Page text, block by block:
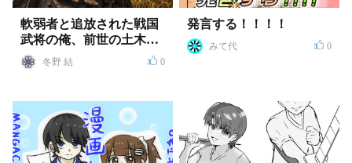
軟弱者と追放された戦国
武将の俺、前世の土木知
識で最強の黄金郷を作
る。
冬野 結 0
発言する！！！！
みて代 0